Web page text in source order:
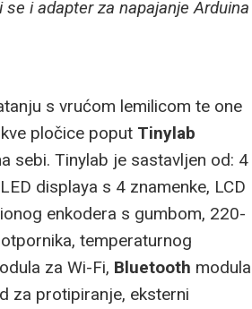
i adapter za napajanje Arduina
s vrućom lemilicom te one
pločice poput Tinylab
sebi. Tinylab je sastavljen od: 4
displaya s 4 znamenke, LCD
enkodera s gumbom, 220-
temperaturnog
za Wi-Fi, Bluetooth modula
za protipiranje, eksterni